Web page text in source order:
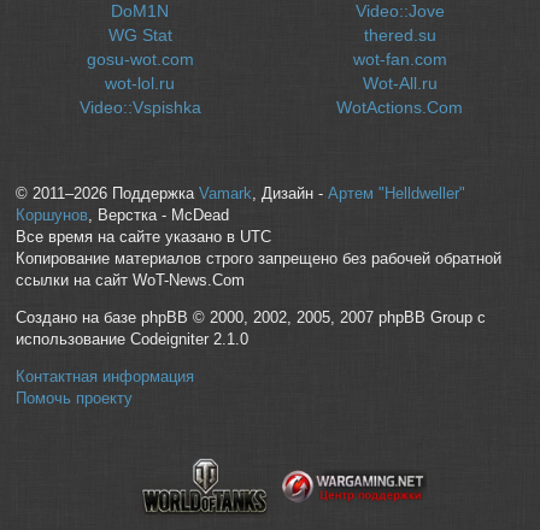
DoM1N
WG Stat
gosu-wot.com
wot-lol.ru
Video::Vspishka
Video::Jove
thered.su
wot-fan.com
Wot-All.ru
WotActions.Com
© 2011–2026 Поддержка Vamark, Дизайн - Артем "Helldweller"
Коршунов, Верстка - McDead
Все время на сайте указано в UTC
Копирование материалов строго запрещено без рабочей обратной
ссылки на сайт WoT-News.Com
Создано на базе phpBB © 2000, 2002, 2005, 2007 phpBB Group с
использование Codeigniter 2.1.0
Контактная информация
Помочь проекту